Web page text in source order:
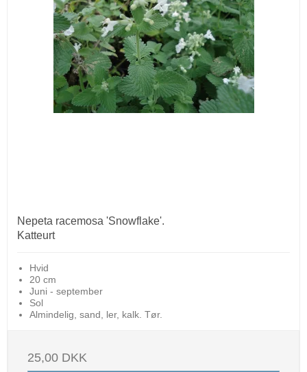
Nepeta racemosa 'Snowflake'.
Katteurt
Hvid
20 cm
Juni - september
Sol
Almindelig, sand, ler, kalk. Tør.
25,00 DKK